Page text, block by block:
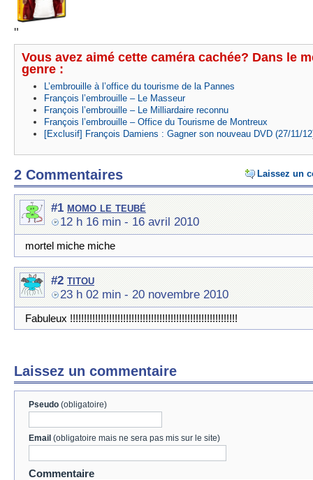
"
Vous avez aimé cette caméra cachée? Dans le
genre :
L’embrouille à l’office du tourisme de la Pannes
François l’embrouille – Le Masseur
François l’embrouille – Le Milliardaire reconnu
François l’embrouille – Office du Tourisme de Montreux
[Exclusif] François Damiens : Gagner son nouveau DVD (27/11/
Laissez un
2 Commentaires
#1 momo le teubé
12 h 16 min - 16 avril 2010
mortel miche miche
#2 titou
23 h 02 min - 20 novembre 2010
Fabuleux !!!!!!!!!!!!!!!!!!!!!!!!!!!!!!!!!!!!!!!!!!!!!!!!!!!!!!!!!!!!
Laissez un commentaire
Pseudo (obligatoire)
Email (obligatoire mais ne sera pas mis sur le site)
Commentaire